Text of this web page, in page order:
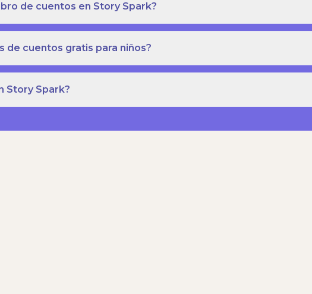
de cuentos en Story Spark?
de cuentos gratis para niños?
Story Spark?